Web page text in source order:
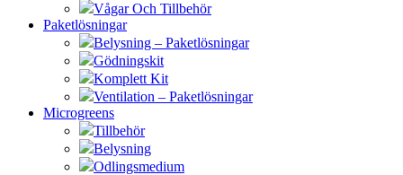
Vågar Och Tillbehör
Paketlösningar
Belysning – Paketlösningar
Gödningskit
Komplett Kit
Ventilation – Paketlösningar
Microgreens
Tillbehör
Belysning
Odlingsmedium